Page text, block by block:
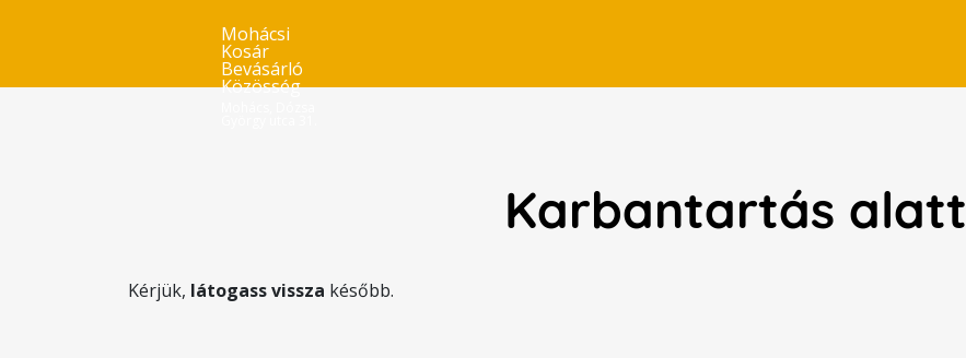
Mohácsi
Kosár
Bevásárló
Közösség
Karbantartás alatt
Kérjük, látogass vissza később.